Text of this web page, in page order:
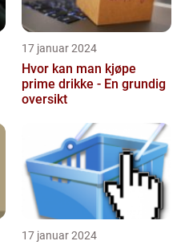
17 januar 2024
Hvor kan man kjøpe
prime drikke - En grundig
oversikt
17 januar 2024